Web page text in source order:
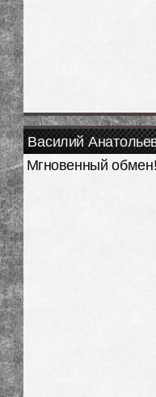
Василий
Мгновенный